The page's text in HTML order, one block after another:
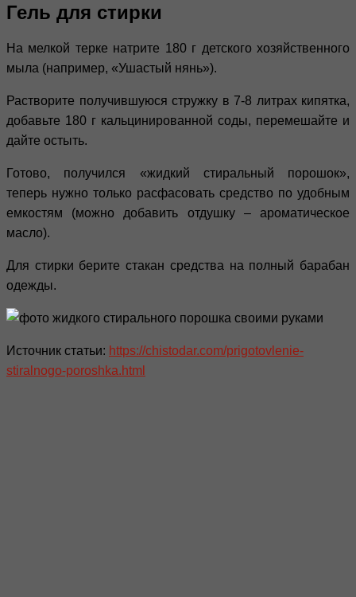
Гель для стирки
На мелкой терке натрите 180 г детского хозяйственного
мыла (например, «Ушастый нянь»).
Растворите получившуюся стружку в 7-8 литрах кипятка,
добавьте 180 г кальцинированной соды, перемешайте и
дайте остыть.
Готово, получился «жидкий стиральный порошок»,
теперь нужно только расфасовать средство по удобным
емкостям (можно добавить отдушку – ароматическое
масло).
Для стирки берите стакан средства на полный барабан
одежды.
Источник статьи: https://chistodar.com/prigotovlenie-
stiralnogo-poroshka.html